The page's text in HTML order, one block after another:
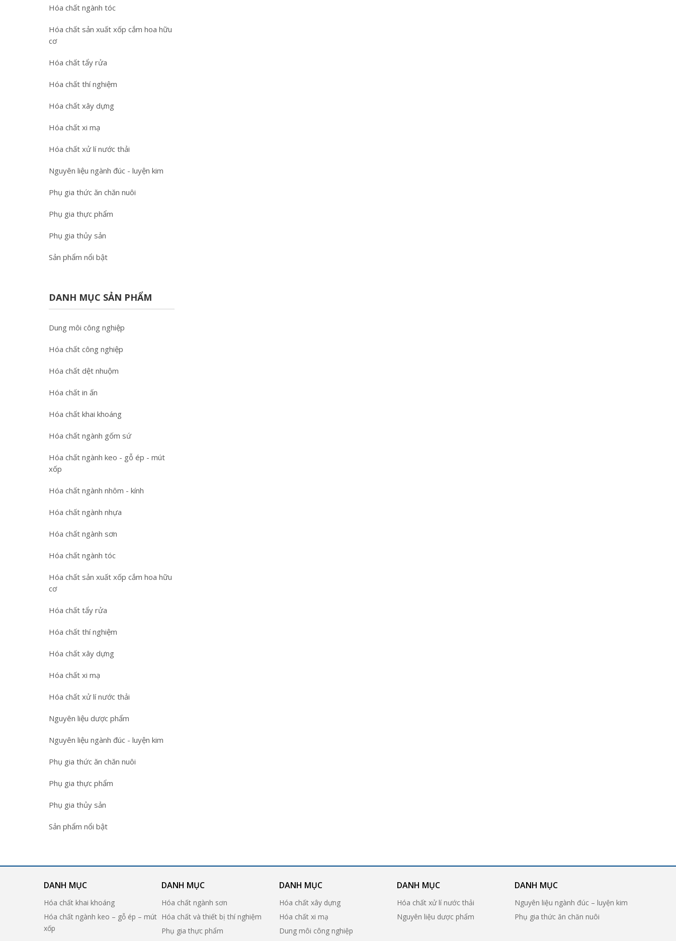
Hóa chất ngành tóc
Hóa chất sản xuất xốp cắm hoa hữu
cơ
Hóa chất tẩy rửa
Hóa chất thí nghiệm
Hóa chất xây dựng
Hóa chất xi mạ
Hóa chất xử lí nước thải
Nguyên liệu ngành đúc - luyện kim
Phụ gia thức ăn chăn nuôi
Phụ gia thực phẩm
Phụ gia thủy sản
Sản phẩm nổi bật
DANH MỤC SẢN PHẨM
Dung môi công nghiệp
Hóa chất công nghiệp
Hóa chất dệt nhuộm
Hóa chất in ấn
Hóa chất khai khoáng
Hóa chất ngành gốm sứ
Hóa chất ngành keo - gỗ ép - mút
xốp
Hóa chất ngành nhôm - kính
Hóa chất ngành nhựa
Hóa chất ngành sơn
Hóa chất ngành tóc
Hóa chất sản xuất xốp cắm hoa hữu
cơ
Hóa chất tẩy rửa
Hóa chất thí nghiệm
Hóa chất xây dựng
Hóa chất xi mạ
Hóa chất xử lí nước thải
Nguyên liệu dược phẩm
Nguyên liệu ngành đúc - luyện kim
Phụ gia thức ăn chăn nuôi
Phụ gia thực phẩm
Phụ gia thủy sản
Sản phẩm nổi bật
DANH MỤC
Hóa chất khai khoáng
Hóa chất ngành keo – gỗ ép – mút
xốp
DANH MỤC
Hóa chất ngành sơn
Hóa chất và thiết bị thí nghiệm
Phụ gia thực phẩm
DANH MỤC
Hóa chất xây dựng
Hóa chất xi mạ
Dung môi công nghiệp
DANH MỤC
Hóa chất xử lí nước thải
Nguyên liệu dược phẩm
DANH MỤC
Nguyên liệu ngành đúc – luyện kim
Phụ gia thức ăn chăn nuôi